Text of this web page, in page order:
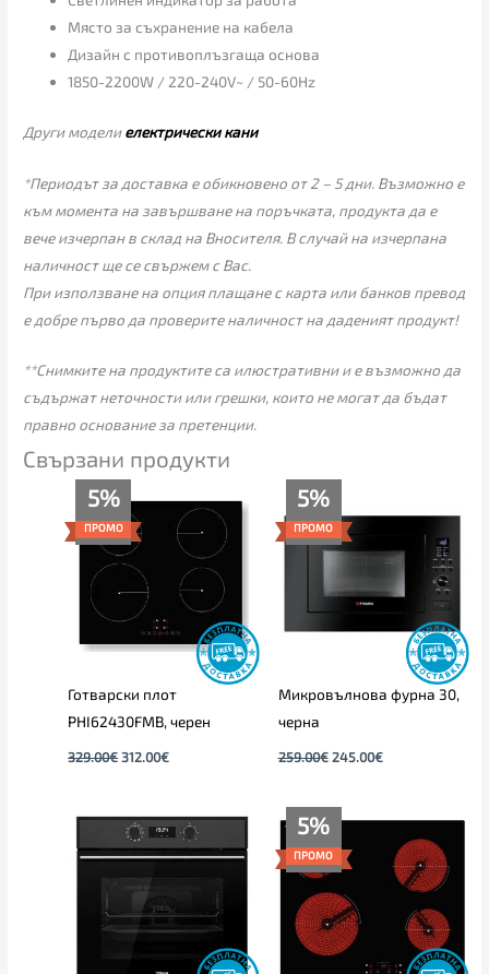
Място за съхранение на кабела
Дизайн с противоплъзгаща основа
1850-2200W / 220-240V~ / 50-60Hz
Други моделиелектрически кани
*Периодът за доставка е обикновено от 2 – 5 дни. Възможно е
към момента на завършване на поръчката, продукта да е
вече изчерпан в склад на Вносителя. В случай на изчерпана
наличност ще се свържем с Вас.
При използване на опция плащане с карта или банков превод
е добре първо да проверите наличност на даденият продукт!
**Снимките на продуктите са илюстративни и е възможно да
съдържат неточности или грешки, които не могат да бъдат
правно основание за претенции.
Свързани продукти
5%
ПРОМО
Готварски плот
PHI62430FMB, черен
329.00€
price
was:
329.00€.
312.00€
цена
е:
312.00€.
5%
ПРОМО
Микровълнова фурна 30,
черна
259.00€
was:
259.00€.
245.00€
245.00€.
5%
ПРОМОwas:
249.00€.
236.00€.